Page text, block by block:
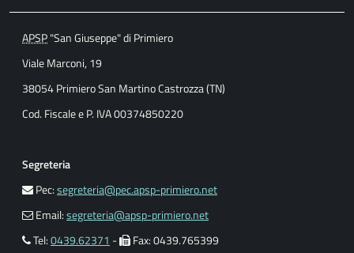
APSP"San Giuseppe" di Primiero
Viale Marconi, 19
38054 Primiero San Martino Castrozza (TN)
Cod. Fiscale e P. IVA 00374850220
Segreteria
Pec:segreteria@pec.apsp-primiero.net
Email:segreteria@apsp-primiero.net
Tel:0439.62371 - Fax: 0439.765399